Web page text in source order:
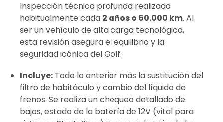
Inspección técnica profunda realizada
habitualmente cada 2 años o 60.000 km. Al
ser un vehículo de alta carga tecnológica,
esta revisión asegura el equilibrio y la
seguridad icónica del Golf.
Incluye: Todo lo anterior más la sustitución del
filtro de habitáculo y cambio del líquido de
frenos. Se realiza un chequeo detallado de
bajos, estado de la batería de 12V (vital para